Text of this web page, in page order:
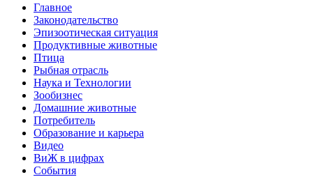
Главное
Законодательство
Эпизоотическая ситуация
Продуктивные животные
Птица
Рыбная отрасль
Наука и Технологии
Зообизнес
Домашние животные
Потребитель
Образование и карьера
Видео
ВиЖ в цифрах
События